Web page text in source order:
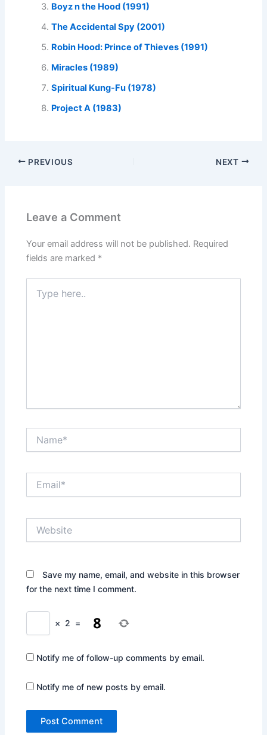
Boyz n the Hood (1991)
The Accidental Spy (2001)
Robin Hood: Prince of Thieves (1991)
Miracles (1989)
Spiritual Kung-Fu (1978)
Project A (1983)
PREVIOUS NEXT
Leave a Comment
Your email address will not be published. Required
fields are marked *
here..
Save my name, email, and website in this browser
for the next time I comment.
× 2 =
Notify me of follow-up comments by email.
Notify me of new posts by email.